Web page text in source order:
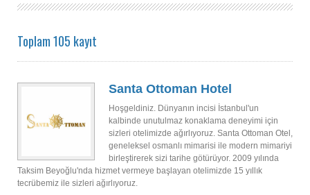
Toplam 105 kayıt
Santa Ottoman Hotel
Hoşgeldiniz. Dünyanın incisi İstanbul'un
kalbinde unutulmaz konaklama deneyimi için
sizleri otelimizde ağırlıyoruz. Santa Ottoman Otel,
geneleksel osmanlı mimarisi ile modern mimariyi
birleştirerek sizi tarihe götürüyor. 2009 yılında
Taksim Beyoğlu'nda hizmet vermeye başlayan otelimizde 15 yıllık
tecrübemiz ile sizleri ağırlıyoruz.